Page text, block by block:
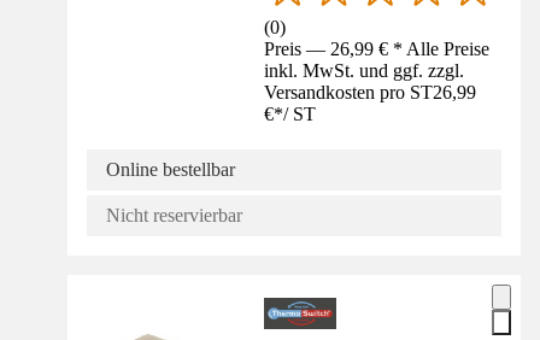
(0)
Preis — 26,99 € * Alle Preise
inkl. MwSt. und ggf. zzgl.
Versandkosten pro ST26,99
€*/ ST
Online bestellbar
Nicht reservierbar